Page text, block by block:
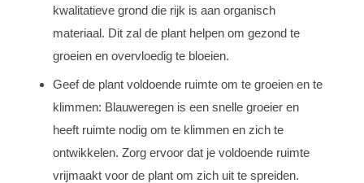
kwalitatieve grond die rijk is aan organisch
materiaal. Dit zal de plant helpen om gezond te
groeien en overvloedig te bloeien.
Geef de plant voldoende ruimte om te groeien en te
klimmen: Blauweregen is een snelle groeier en
heeft ruimte nodig om te klimmen en zich te
ontwikkelen. Zorg ervoor dat je voldoende ruimte
vrijmaakt voor de plant om zich uit te spreiden.